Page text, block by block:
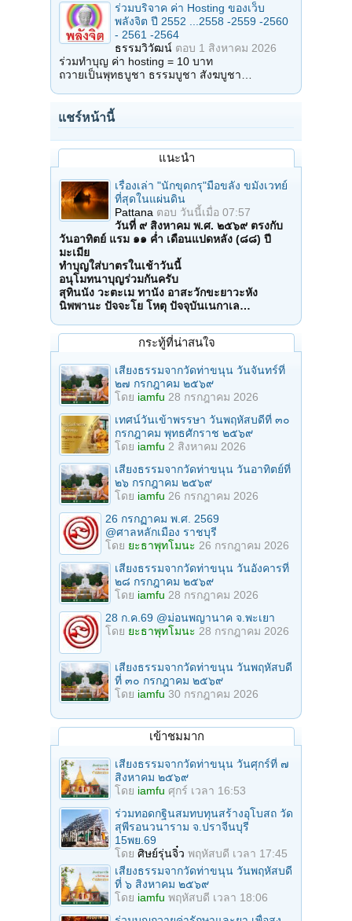
ร่วมบริจาค ค่า Hosting ของเว็บ
พลังจิต ปี 2552 ...2558 -2559 -2560
- 2561 -2564
ธรรมวิวัฒน์ ตอบ 1 สิงหาคม 2026
ร่วมทำบุญ ค่า hosting = 10 บาท
ถวายเป็นพุทธบูชา ธรรมบูชา สังฆบูชา…
แชร์หน้านี้
แนะนำ
เรื่องเล่า "นักขุดกรุ"มือขลัง ขมังเวทย์
ที่สุดในแผ่นดิน
Pattana ตอบ วันนี้เมื่อ 07:57
วันที่ ๙ สิงหาคม พ.ศ. ๒๕๖๙ ตรงกับ
วันอาทิตย์ แรม ๑๑ ค่ำ เดือนแปดหลัง (๘๘) ปี
มะเมีย
ทำบุญใส่บาตรในเช้าวันนี้
อนุโมทนาบุญร่วมกันครับ
สุทินนัง วะตะเม ทานัง อาสะวักขะยาวะหัง
นิพพานะ ปัจจะโย โหตุ ปัจจุบันเนกาเล…
กระทู้ที่น่าสนใจ
เสียงธรรมจากวัดท่าขนุน วันจันทร์ที่
๒๗ กรกฎาคม ๒๕๖๙
โดย iamfu 28 กรกฎาคม 2026
เทศน์วันเข้าพรรษา วันพฤหัสบดีที่ ๓๐
กรกฎาคม พุทธศักราช ๒๕๖๙
โดย iamfu 2 สิงหาคม 2026
เสียงธรรมจากวัดท่าขนุน วันอาทิตย์ที่
๒๖ กรกฎาคม ๒๕๖๙
โดย iamfu 26 กรกฎาคม 2026
26 กรกฏาคม พ.ศ. 2569
@ศาลหลักเมือง ราชบุรี
โดย ยะธาพุทโมนะ 26 กรกฎาคม 2026
เสียงธรรมจากวัดท่าขนุน วันอังคารที่
๒๘ กรกฎาคม ๒๕๖๙
โดย iamfu 28 กรกฎาคม 2026
28 ก.ค.69 @ม่อนพญานาค จ.พะเยา
โดย ยะธาพุทโมนะ 28 กรกฎาคม 2026
เสียงธรรมจากวัดท่าขนุน วันพฤหัสบดี
ที่ ๓๐ กรกฎาคม ๒๕๖๙
โดย iamfu 30 กรกฎาคม 2026
เข้าชมมาก
เสียงธรรมจากวัดท่าขนุน วันศุกร์ที่ ๗
สิงหาคม ๒๕๖๙
โดย iamfu ศุกร์ เวลา 16:53
ร่วมทอดกฐินสมทบทุนสร้างอุโบสถ วัด
สุพีรอนวนาราม จ.ปราจีนบุรี
15พย.69
โดย ศิษย์รุ่นจิ๋ว พฤหัสบดี เวลา 17:45
เสียงธรรมจากวัดท่าขนุน วันพฤหัสบดี
ที่ ๖ สิงหาคม ๒๕๖๙
โดย iamfu พฤหัสบดี เวลา 18:06